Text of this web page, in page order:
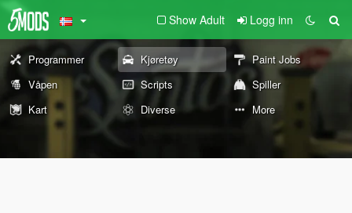
Show Adult Logg inn
Programmer Kjøretøy
Paint Jobs
Våpen
Scripts
Spiller
Kart
Diverse More